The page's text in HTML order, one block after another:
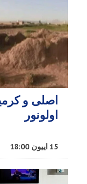
اصلی و
اولونور
15 اییون 18:00